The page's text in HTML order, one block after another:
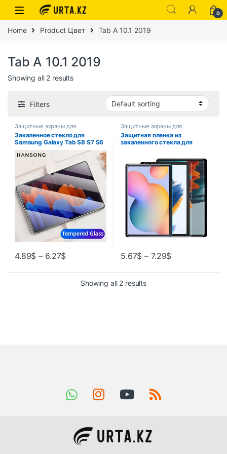
0
Home Product Цвет Tab A 10.1 2019
Tab A 10.1 2019
Showing all 2 results
Filters
Защитные экраны для
планшетов
Закаленное стекло для
Samsung Galaxy Tab S8 S7 S6
lite S6 S5E S4 Tab A8 A7 lite
A7 A10.5 A10.1 Защитная
пленка для экрана планшета
Samsung
4.89$ – 6.27$
Защитные экраны для
планшетов
Защитная пленка из
закаленного стекла для
S6 lite S5E Tab A8 A7 A 8.0 8.7
10.1 10.4 10.5 11 2021 2022
2023
5.67$ – 7.29$
Showing all 2 results